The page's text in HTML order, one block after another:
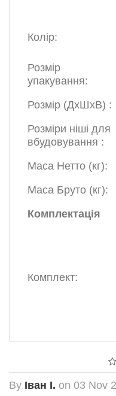
Колір:
Розмір
упакування:
Розмір (ДхШхВ) :
Розміри ніші для
вбудовування :
Маса Нетто (кг):
Маса Бруто (кг):
Комплектація
Комплект:
By Іван І. on 03 Nov